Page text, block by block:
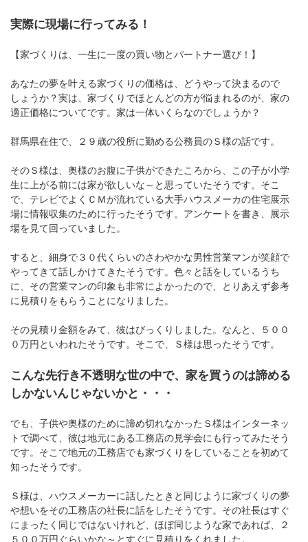
実際に現場に行ってみる！
【家づくりは、一生に一度の買い物とパートナー選び！】
あなたの夢を叶える家づくりの価格は、どうやって決まるので
しょうか？実は、家づくりでほとんどの方が悩まれるのが、家の
適正価格についてです。家は一体いくらなのでしょうか？
群馬県在住で、２９歳の役所に勤める公務員のＳ様の話です。
そのＳ様は、奥様のお腹に子供ができたころから、この子が小学
生に上がる前には家が欲しいな～と思っていたそうです。そこ
で、テレビでよくＣＭが流れている大手ハウスメーカの住宅展示
場に情報収集のために行ったそうです。アンケートを書き、展示
場を見て回っていました。
すると、細身で３０代くらいのさわやかな男性営業マンが笑顔で
やってきて話しかけてきたそうです。色々と話をしているうち
に、その営業マンの印象も非常によかったので、とりあえず参考
に見積りをもらうことになりました。
その見積り金額をみて、彼はびっくりしました。なんと、５００
０万円といわれたそうです。そこで、Ｓ様は思ったそうです。
こんな先行き不透明な世の中で、家を買うのは諦める
しかないんじゃないかと・・・
でも、子供や奥様のために諦め切れなかったＳ様はインターネッ
トで調べて、彼は地元にある工務店の見学会にも行ってみたそう
です。そこで地元の工務店でも家づくりをしていることを初めて
知ったそうです。
Ｓ様は、ハウスメーカーに話したときと同じように家づくりの夢
や想いをその工務店の社長に話をしたそうです。その社長はすぐ
にまったく同じではないけれど、ほぼ同じような家であれば、２
５００万円ぐらいかな～とすぐに見積りをくれました。